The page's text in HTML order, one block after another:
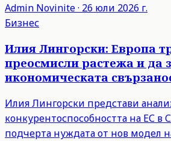
Admin Novinite· 26 юли 2026 г.
Бизнес
Илия Лингорски: Европа
преосмисли растежа и да
икономическата
Илия Лингорски представи
конкурентоспособността на ЕС в
подчерта нуждата от нов модел